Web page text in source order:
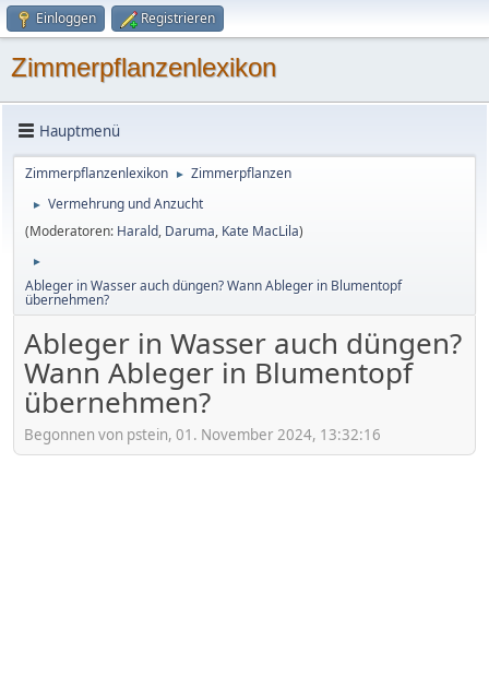
Einloggen Registrieren
Zimmerpflanzenlexikon
Hauptmenü
Zimmerpflanzenlexikon ► Zimmerpflanzen
►
Vermehrung und Anzucht
(Moderatoren: Harald, Daruma, Kate MacLila)
►
Ableger in Wasser auch düngen? Wann Ableger in Blumentopf
übernehmen?
Ableger in Wasser auch düngen?
Wann Ableger in Blumentopf
übernehmen?
Begonnen von pstein, 01. November 2024, 13:32:16